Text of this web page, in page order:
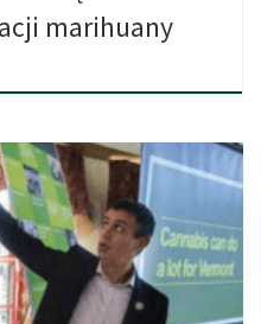
marihuany
że w Ameryce